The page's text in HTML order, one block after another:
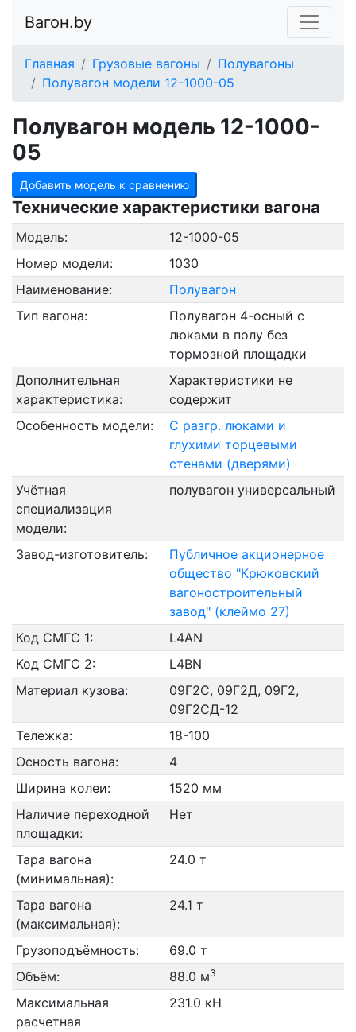
Вагон.by
Главная Грузовые вагоны
Полувагоны
Полувагон модели 12-1000-05
Полувагон модель 12-1000-
05
Добавить модель к сравнению
Технические характеристики вагона
Модель:
12-1000-05
Номер модели:
1030
Наименование:
Полувагон
Тип вагона:
Полувагон 4-осный с
люками в полу без
тормозной площадки
Дополнительная
характеристика:
Характеристики не
содержит
Особенность модели:
С разгр. люками и
глухими торцевыми
стенами (дверями)
Учётная
специализация
модели:
полувагон универсальный
Завод-изготовитель:
Публичное акционерное
общество "Крюковский
вагоностроительный
завод" (клеймо 27)
Код СМГС 1:
L4AN
Код СМГС 2:
L4BN
Материал кузова:
09Г2С, 09Г2Д, 09Г2,
09Г2СД-12
Тележка:
18-100
Осность вагона:
4
Ширина колеи:
1520 мм
Наличие переходной
площадки:
Нет
Тара вагона
(минимальная):
24.0 т
Тара вагона
(максимальная):
24.1 т
Грузоподъёмность:
69.0 т
Объём:
88.0 м3
Максимальная
расчетная
231.0 кН